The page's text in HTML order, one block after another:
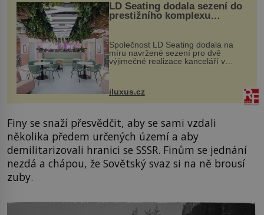
LD Seating dodala sezení do
prestižního komplexu
MediaCityUK v Salfordu
Společnost LD Seating dodala na
míru navržené sezení pro dvě
výjimečné realizace kanceláří v
areálu MediaCityUK v anglickém
budov Media...
iluxus.cz
Finy se snaží přesvědčit, aby se sami vzdali
několika předem určených území a aby
demilitarizovali hranici se SSSR. Finům se jednání
nezdá a chápou, že Sovětský svaz si na ně brousí
zuby.